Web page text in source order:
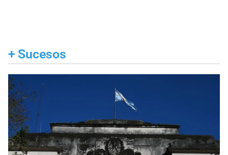
+ Sucesos